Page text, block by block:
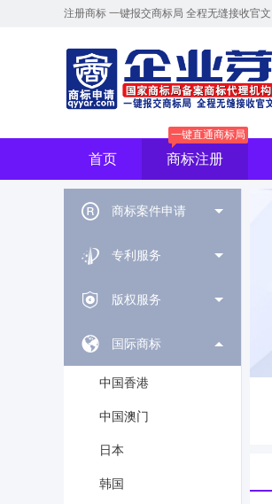
注册商标 一键报交商标局 全程无缝接收官文
首页 商标注册
一键直通商标局
商标案件申请
专利服务
版权服务
国际商标
中国香港
中国澳门
日本
韩国